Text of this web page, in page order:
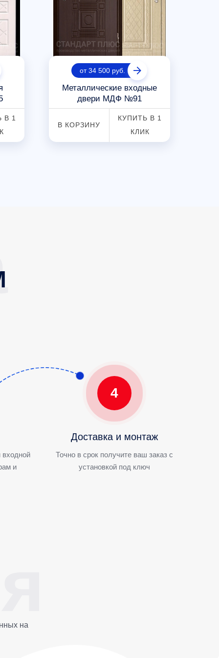
В 1
от 34 500 руб.
Металлические входные
двери МДФ №91
В КОРЗИНУ
КУПИТЬ В 1
КЛИК
входной
и
4
Доставка и монтаж
Точно в срок получите ваш заказ с
установкой под ключ
на